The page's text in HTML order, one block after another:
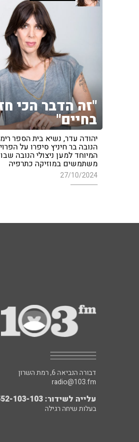
"זה הדבר הכי
בחיים"
יהודה עדר, נשיא בית הספר
הנובה בר חיניץ סיפרו על
המיוחד למען ניצולי הנובה שבו
משתמשים במוזיקה כתרפיה
27/10/2024
דבורה הנביאה 6, רמת השרון
radio@103.fm
עלייה לשידור: 0552-103-103
בעלות שיחה רגילה